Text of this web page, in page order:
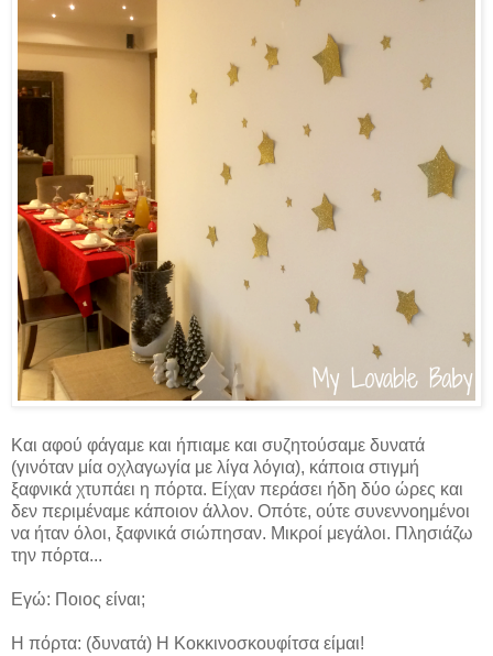
Και αφού φάγαμε και ήπιαμε και συζητούσαμε δυνατά
(γινόταν μία οχλαγωγία με λίγα λόγια), κάποια στιγμή
ξαφνικά χτυπάει η πόρτα. Είχαν περάσει ήδη δύο ώρες και
δεν περιμέναμε κάποιον άλλον. Οπότε, ούτε συνεννοημένοι
να ήταν όλοι, ξαφνικά σιώπησαν. Μικροί μεγάλοι. Πλησιάζω
την πόρτα...
Εγώ: Ποιος είναι;
Η πόρτα: (δυνατά) Η Κοκκινοσκουφίτσα είμαι!